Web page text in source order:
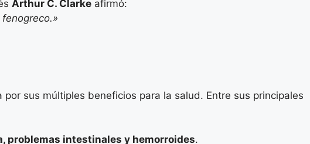
Arthur C. Clarke afirmó:
sus múltiples beneficios para la salud. Entre sus principales
problemas intestinales y hemorroides.